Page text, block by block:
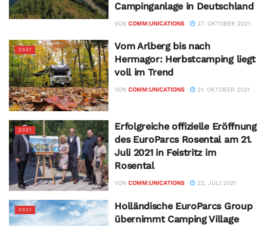
Campinganlage in Deutschland
VON COMM:UNICATIONS 27. OKTOBER 2021
2021
Vom Arlberg bis nach
Hermagor: Herbstcamping liegt
voll im Trend
VON COMM:UNICATIONS 21. OKTOBER 2021
2021
Erfolgreiche offizielle Eröffnung
des EuroParcs Rosental am 21.
Juli 2021 in Feistritz im
Rosental
VON COMM:UNICATIONS 22. JULI 2021
2021
Holländische EuroParcs Group
übernimmt Camping Village